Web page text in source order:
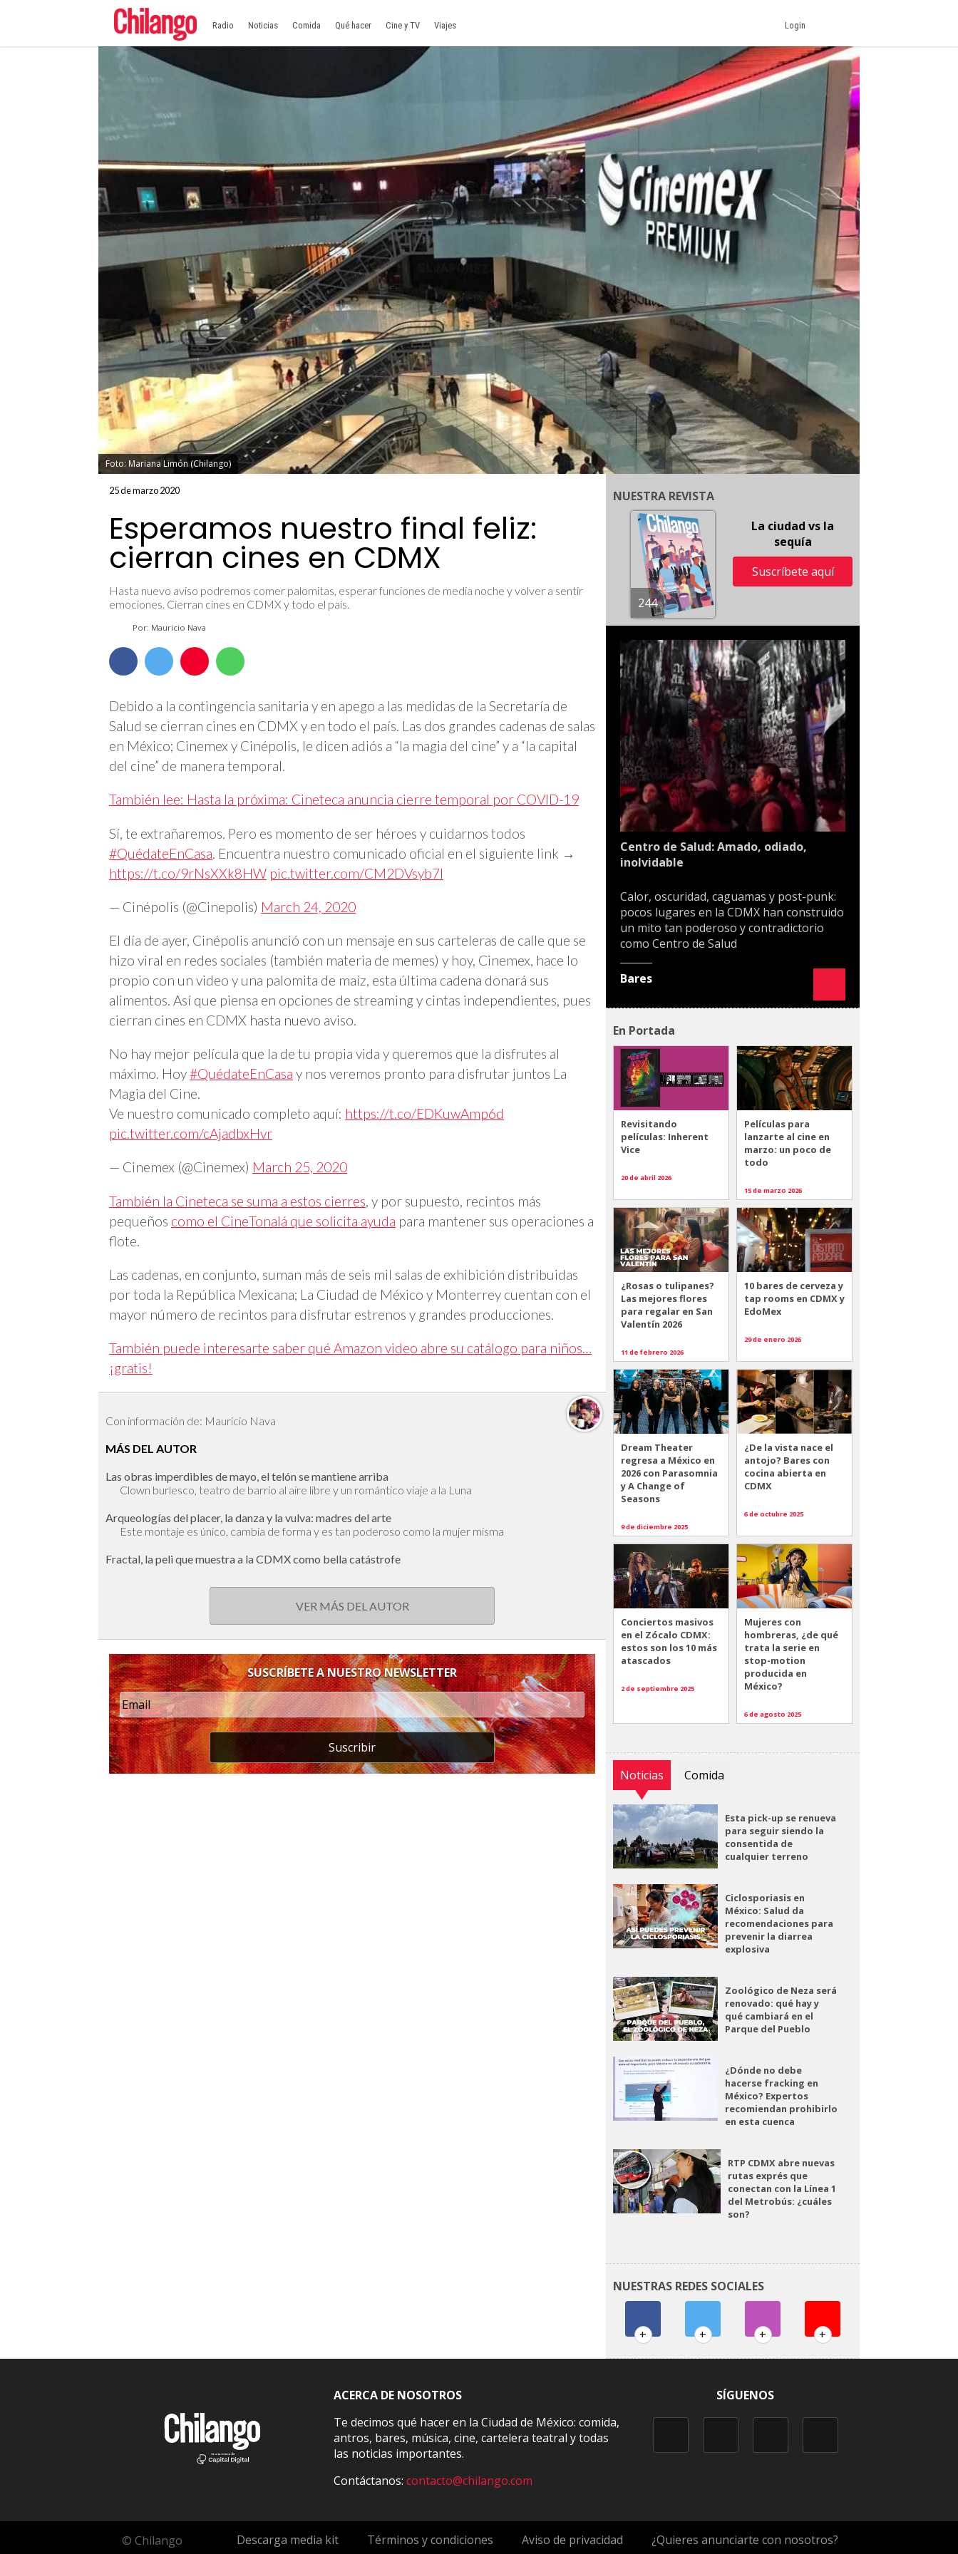
Radio Noticias Comida Qué hacer Cine y TV Viajes Login
Foto: Mariana Limón (Chilango)
25 de marzo 2020
Esperamos nuestro final feliz:
cierran cines en CDMX
Hasta nuevo aviso podremos comer palomitas, esperar funciones de media noche y volver a sentir
emociones. Cierran cines en CDMX y todo el país.
Por: Mauricio Nava
Debido a la contingencia sanitaria y en apego a las medidas de la Secretaría de
Salud se cierran cines en CDMX y en todo el país. Las dos grandes cadenas de salas
en México; Cinemex y Cinépolis, le dicen adiós a “la magia del cine” y a “la capital
del cine” de manera temporal.
También lee: Hasta la próxima: Cineteca anuncia cierre temporal por COVID-19
Sí, te extrañaremos. Pero es momento de ser héroes y cuidarnos todos
#QuédateEnCasa . Encuentra nuestro comunicado oficial en el siguiente link →
https://t.co/9rNsXXk8HW pic.twitter.com/CM2DVsyb7l
— Cinépolis (@Cinepolis) March 24, 2020
El día de ayer, Cinépolis anunció con un mensaje en sus carteleras de calle que se
hizo viral en redes sociales (también materia de memes) y hoy, Cinemex, hace lo
propio con un video y una palomita de maíz, esta última cadena donará sus
alimentos. Así que piensa en opciones de streaming y cintas independientes, pues
cierran cines en CDMX hasta nuevo aviso.
No hay mejor película que la de tu propia vida y queremos que la disfrutes al
máximo. Hoy #QuédateEnCasa y nos veremos pronto para disfrutar juntos La
Magia del Cine.
Ve nuestro comunicado completo aquí: https://t.co/EDKuwAmp6d
pic.twitter.com/cAjadbxHvr
— Cinemex (@Cinemex) March 25, 2020
También la Cineteca se suma a estos cierres , y por supuesto, recintos más
pequeños como el CineTonalá que solicita ayuda para mantener sus operaciones a
flote.
Las cadenas, en conjunto, suman más de seis mil salas de exhibición distribuidas
por toda la República Mexicana; La Ciudad de México y Monterrey cuentan con el
mayor número de recintos para disfrutar estrenos y grandes producciones.
También puede interesarte saber qué Amazon video abre su catálogo para niños…
¡gratis!
Con información de: Mauricio Nava
MÁS DEL AUTOR
Las obras imperdibles de mayo, el telón se mantiene arriba
Clown burlesco, teatro de barrio al aire libre y un romántico viaje a la Luna
Arqueologías del placer, la danza y la vulva: madres del arte
Este montaje es único, cambia de forma y es tan poderoso como la mujer misma
Fractal, la peli que muestra a la CDMX como bella catástrofe
VER MÁS DEL AUTOR
SUSCRÍBETE A NUESTRO NEWSLETTER
Suscribir
NUESTRA REVISTA
244
La ciudad vs la
sequía
Suscríbete aquí
Centro de Salud: Amado, odiado,
inolvidable
Calor, oscuridad, caguamas y post-punk:
pocos lugares en la CDMX han construido
un mito tan poderoso y contradictorio
como Centro de Salud
Bares
En Portada
Revisitando
películas: Inherent
Vice
20 de abril 2026
Películas para
lanzarte al cine en
marzo: un poco de
todo
15 de marzo 2026
¿Rosas o tulipanes?
Las mejores flores
para regalar en San
Valentín 2026
11 de febrero 2026
10 bares de cerveza y
tap rooms en CDMX y
EdoMex
29 de enero 2026
Dream Theater
regresa a México en
2026 con Parasomnia
y A Change of
Seasons
9 de diciembre 2025
¿De la vista nace el
antojo? Bares con
cocina abierta en
CDMX
6 de octubre 2025
Conciertos masivos
en el Zócalo CDMX:
estos son los 10 más
atascados
2 de septiembre 2025
Mujeres con
hombreras, ¿de qué
trata la serie en
stop-motion
producida en
México?
6 de agosto 2025
Noticias Comida
Esta pick-up se renueva
para seguir siendo la
consentida de
cualquier terreno
Ciclosporiasis en
México: Salud da
recomendaciones para
prevenir la diarrea
explosiva
Zoológico de Neza será
renovado: qué hay y
qué cambiará en el
Parque del Pueblo
¿Dónde no debe
hacerse fracking en
México? Expertos
recomiendan prohibirlo
en esta cuenca
RTP CDMX abre nuevas
rutas exprés que
conectan con la Línea 1
del Metrobús: ¿cuáles
son?
NUESTRAS REDES SOCIALES
+ + + +
ACERCA DE NOSOTROS
Te decimos qué hacer en la Ciudad de México: comida,
antros, bares, música, cine, cartelera teatral y todas
las noticias importantes.
Contáctanos:contacto@chilango.com
SÍGUENOS
© Chilango Descarga media kit Términos y condiciones Aviso de privacidad ¿Quieres anunciarte con nosotros?